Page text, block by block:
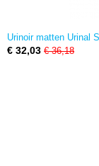
Urinoir matten Urinal
€ 32,03 € 36,18